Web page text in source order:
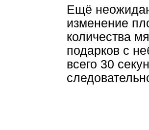
Ещё
изменение
количества
подарков с
всего 30